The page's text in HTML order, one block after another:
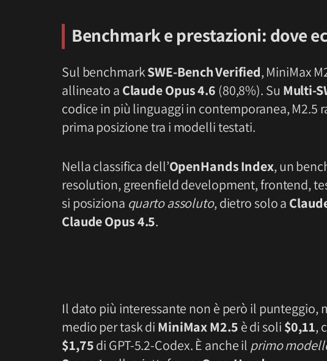
Benchmark e prestazioni: dove
Sul benchmarkSWE-Bench Verified, MiniMax
allineato a Claude Opus 4.6 (80,8%). Su Multi-
codice in più linguaggi in contemporanea, M2.5
prima posizione tra i modelli testati.
Nella classifica dell’OpenHands Index, un
resolution, greenfield development, frontend,
si posiziona quarto assoluto, dietro solo a
Claude Opus 4.5.
Il dato più interessante non è però il punteggio,
medio per task di MiniMax M2.5 è di soli $0,11,
$1,75di GPT-5.2-Codex. È anche il primo